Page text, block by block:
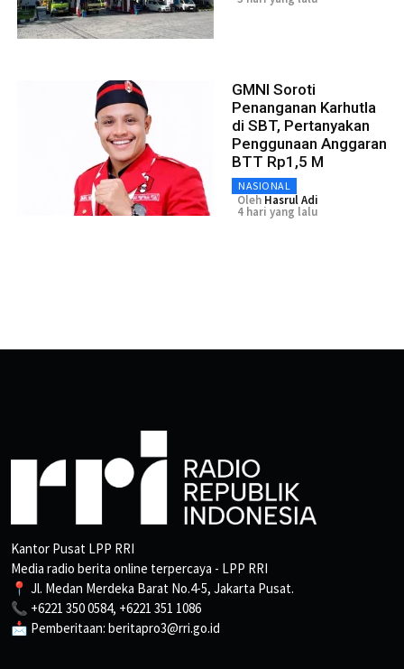
GMNI Soroti
Penanganan Karhutla
di SBT, Pertanyakan
Penggunaan Anggaran
BTT Rp1,5 M
NASIONAL
Oleh Hasrul Adi
4 hari yang lalu
Kantor Pusat LPP RRI
Media radio berita online terpercaya - LPP RRI
📍 Jl. Medan Merdeka Barat No.4-5, Jakarta Pusat.
📞 +6221 350 0584, +6221 351 1086
📩 Pemberitaan: beritapro3@rri.go.id